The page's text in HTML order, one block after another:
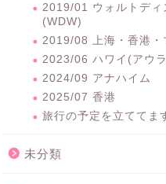
2019/01 ウォルトディ
(WDW)
2019/08 上海・香港・
2023/06 ハワイ(アウ
2024/09 アナハイム
2025/07 香港
旅行の予定を立ててま
未分類